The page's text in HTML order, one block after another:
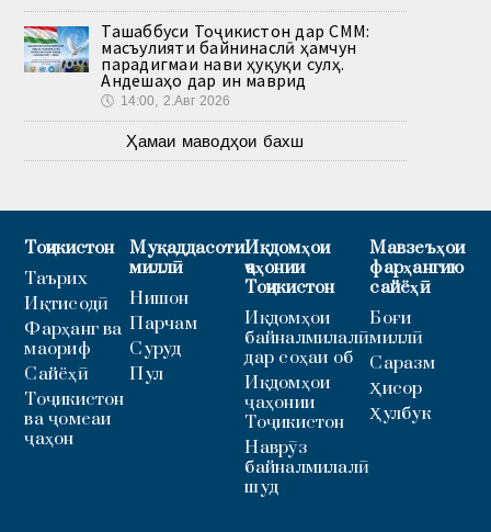
Ташаббуси Тоҷикистон дар СММ:
масъулияти байнинаслӣ ҳамчун
парадигмаи нави ҳуқуқи сулҳ.
Андешаҳо дар ин маврид
🕔 14:00, 2.Авг 2026
Ҳамаи маводҳои бахш
Тоҷикистон
Таърих
Иқтисодӣ
Фарҳанг ва
маориф
Сайёҳӣ
Тоҷикистон
ва ҷомеаи
ҷаҳон
Муқаддасоти
миллӣ
Нишон
Парчам
Суруд
Пул
Иқдомҳои
ҷаҳонии
Тоҷикистон
Иқдомҳои
байналмилалӣ
дар соҳаи об
Иқдомҳои
ҷаҳонии
Тоҷикистон
Наврӯз
байналмилалӣ
шуд
Мавзеъҳои
фарҳангию
сайёҳӣ
Боғи
миллӣ
Саразм
Ҳисор
Ҳулбук